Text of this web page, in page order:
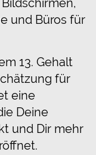
und Büros für
13. Gehalt
für
eine
Deine
und Dir mehr